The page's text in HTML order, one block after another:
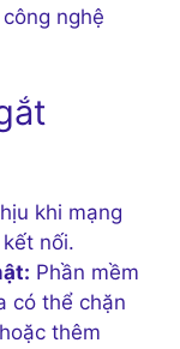
nghệ
khi mạng
nối.
Phần mềm
có thể chặn
thêm